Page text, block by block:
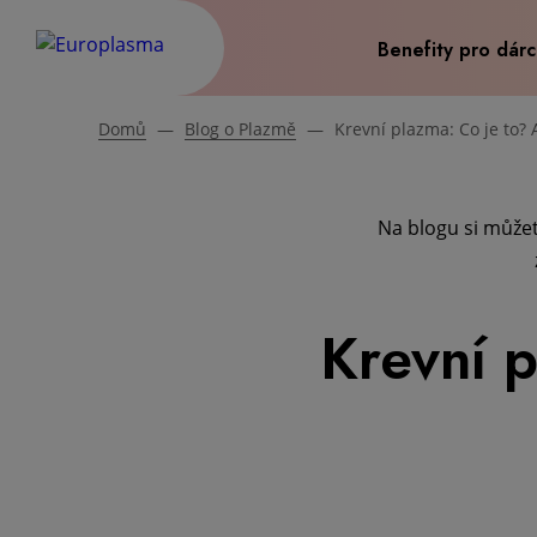
Benefity pro
Domů — Blog o Plazmě — Krevní plazma: Co je to?
Na blogu si
Krevní